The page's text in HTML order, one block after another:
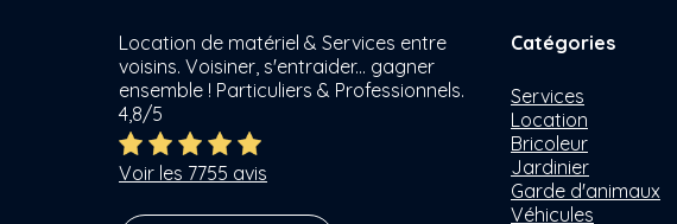
Location de matériel & Services entre
voisins. Voisiner, s'entraider... gagner
ensemble ! Particuliers & Professionnels.
4,8/5
Voir les 7755 avis
Catégories
Services
Location
Bricoleur
Jardinier
Garde d'animaux
Véhicules